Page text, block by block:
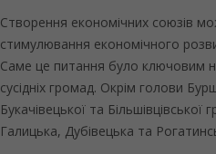
Створення економічних союзів
стимулювання економічного
Саме це питання було ключовим
сусідніх громад. Окрім голови
Букачівецької та
Галицька, Дубівецька та